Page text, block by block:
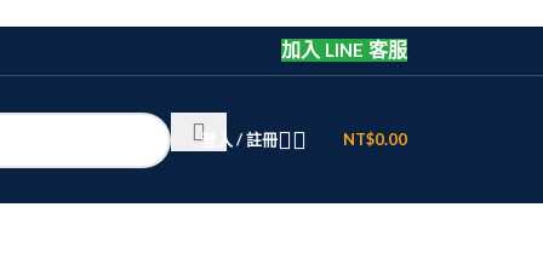
加入 LINE 客服
登入 / 註冊 NT$0.00